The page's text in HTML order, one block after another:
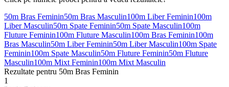
50m Bras Feminin50m Bras Masculin100m Liber Feminin100m
Liber Masculin50m Spate Feminin50m Spate Masculin100m
Fluture Feminin100m Fluture Masculin100m Bras Feminin100m
Bras Masculin50m Liber Feminin50m Liber Masculin100m Spate
Feminin100m Spate Masculin50m Fluture Feminin50m Fluture
Masculin100m Mixt Feminin100m Mixt Masculin
Rezultate pentru 50m Bras Feminin
1